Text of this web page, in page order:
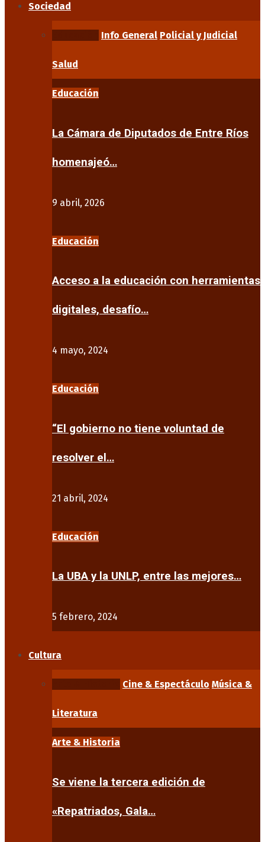
Sociedad
Info General Policial y Judicial
Salud
Educación
La Cámara de Diputados de Entre Ríos
homenajeó…
9 abril, 2026
Educación
Acceso a la educación con herramientas
digitales, desafío…
4 mayo, 2024
Educación
“El gobierno no tiene voluntad de
resolver el…
21 abril, 2024
Educación
La UBA y la UNLP, entre las mejores…
5 febrero, 2024
Cultura
Cine & Espectáculo Música &
Literatura
Arte & Historia
Se viene la tercera edición de
«Repatriados, Gala…